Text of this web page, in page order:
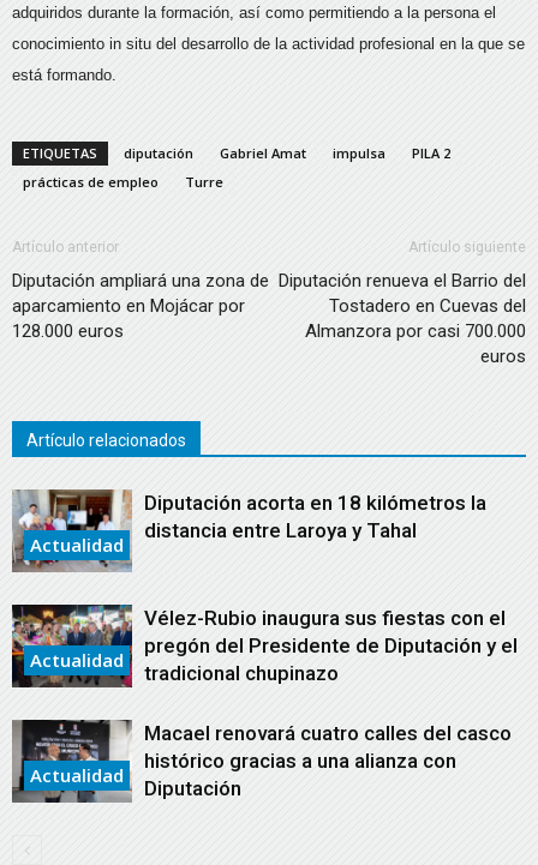
adquiridos durante la formación, así como permitiendo a la persona el
conocimiento in situ del desarrollo de la actividad profesional en la que se
está formando.
ETIQUETAS diputación Gabriel Amat impulsa
PILA 2
prácticas de empleo
Turre
Artículo anterior
Diputación ampliará una zona de
aparcamiento en Mojácar por
128.000 euros
Artículo siguiente
Diputación renueva el Barrio del
Tostadero en Cuevas del
Almanzora por casi 700.000
euros
Artículo relacionados
Actualidad
Diputación acorta en 18 kilómetros la
distancia entre Laroya y Tahal
Actualidad
Vélez-Rubio inaugura sus fiestas con el
pregón del Presidente de Diputación y el
tradicional chupinazo
Actualidad
Macael renovará cuatro calles del casco
histórico gracias a una alianza con
Diputación